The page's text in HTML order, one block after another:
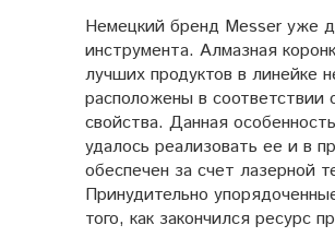
Немецкий бренд Messer уже
инструмента. Алмазная
лучших продуктов в линейке
расположены в
свойства. Данная
удалось реализовать ее и в
обеспечен за счет лазерной
Принудительно
того, как закончился ресурс